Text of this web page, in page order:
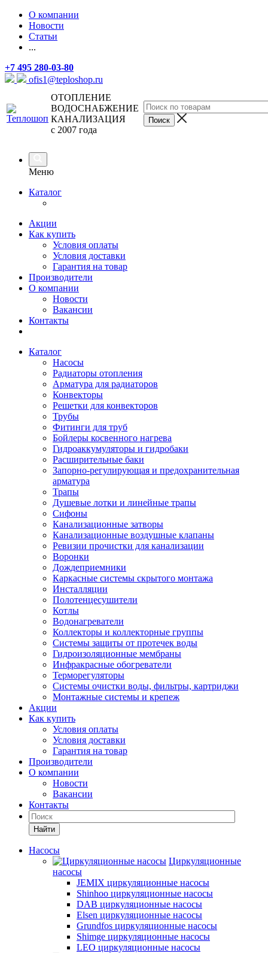
О компании
Новости
Статьи
...
+7 495 280-03-80
ofis1@teploshop.ru
ОТОПЛЕНИЕ
ВОДОСНАБЖЕНИЕ
КАНАЛИЗАЦИЯ
с 2007 года
Меню
Каталог
Акции
Как купить
Условия оплаты
Условия доставки
Гарантия на товар
Производители
О компании
Новости
Вакансии
Контакты
Каталог
Насосы
Радиаторы отопления
Арматура для радиаторов
Конвекторы
Решетки для конвекторов
Трубы
Фитинги для труб
Бойлеры косвенного нагрева
Гидроаккумуляторы и гидробаки
Расширительные баки
Запорно-регулирующая и предохранительная
арматура
Трапы
Душевые лотки и линейные трапы
Сифоны
Канализационные затворы
Канализационные воздушные клапаны
Ревизии прочистки для канализации
Воронки
Дождеприемники
Каркасные системы скрытого монтажа
Инсталляции
Полотенцесушители
Котлы
Водонагреватели
Коллекторы и коллекторные группы
Системы защиты от протечек воды
Гидроизоляционные мембраны
Инфракрасные обогреватели
Терморегуляторы
Системы очистки воды, фильтры, картриджи
Монтажные системы и крепеж
Акции
Как купить
Условия оплаты
Условия доставки
Гарантия на товар
Производители
О компании
Новости
Вакансии
Контакты
Найти
Насосы
Циркуляционные
насосы
JEMIX циркуляционные насосы
Shinhoo циркуляционные насосы
DAB циркуляционные насосы
Elsen циркуляционные насосы
Grundfos циркуляционные насосы
Shimge циркуляционные насосы
LEO циркуляционные насосы